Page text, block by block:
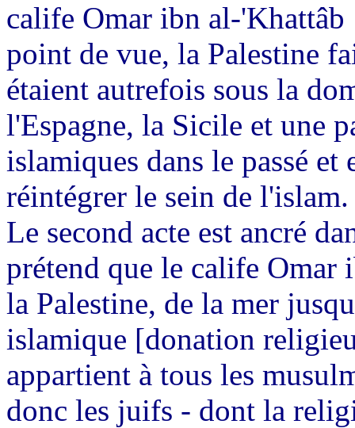
calife Omar ibn al-'Khattâb
point de vue, la Palestine
étaient autrefois sous la
l'Espagne, la Sicile et une
islamiques dans le passé
réintégrer le sein de l'islam.
Le second acte est ancré
prétend que le calife Omar
la Palestine, de la mer
islamique [donation
appartient à tous les
donc les juifs - dont la